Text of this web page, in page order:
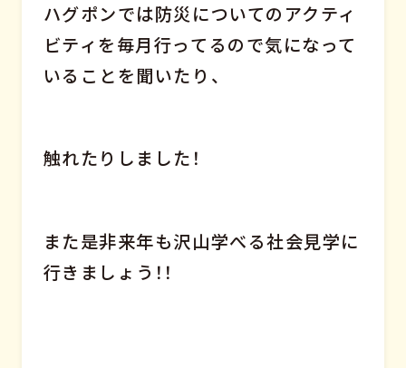
ハグポンでは防災についてのアクティ
ビティを毎月行ってるので気になって
いることを聞いたり、
触れたりしました！
また是非来年も沢山学べる社会見学に
行きましょう！！